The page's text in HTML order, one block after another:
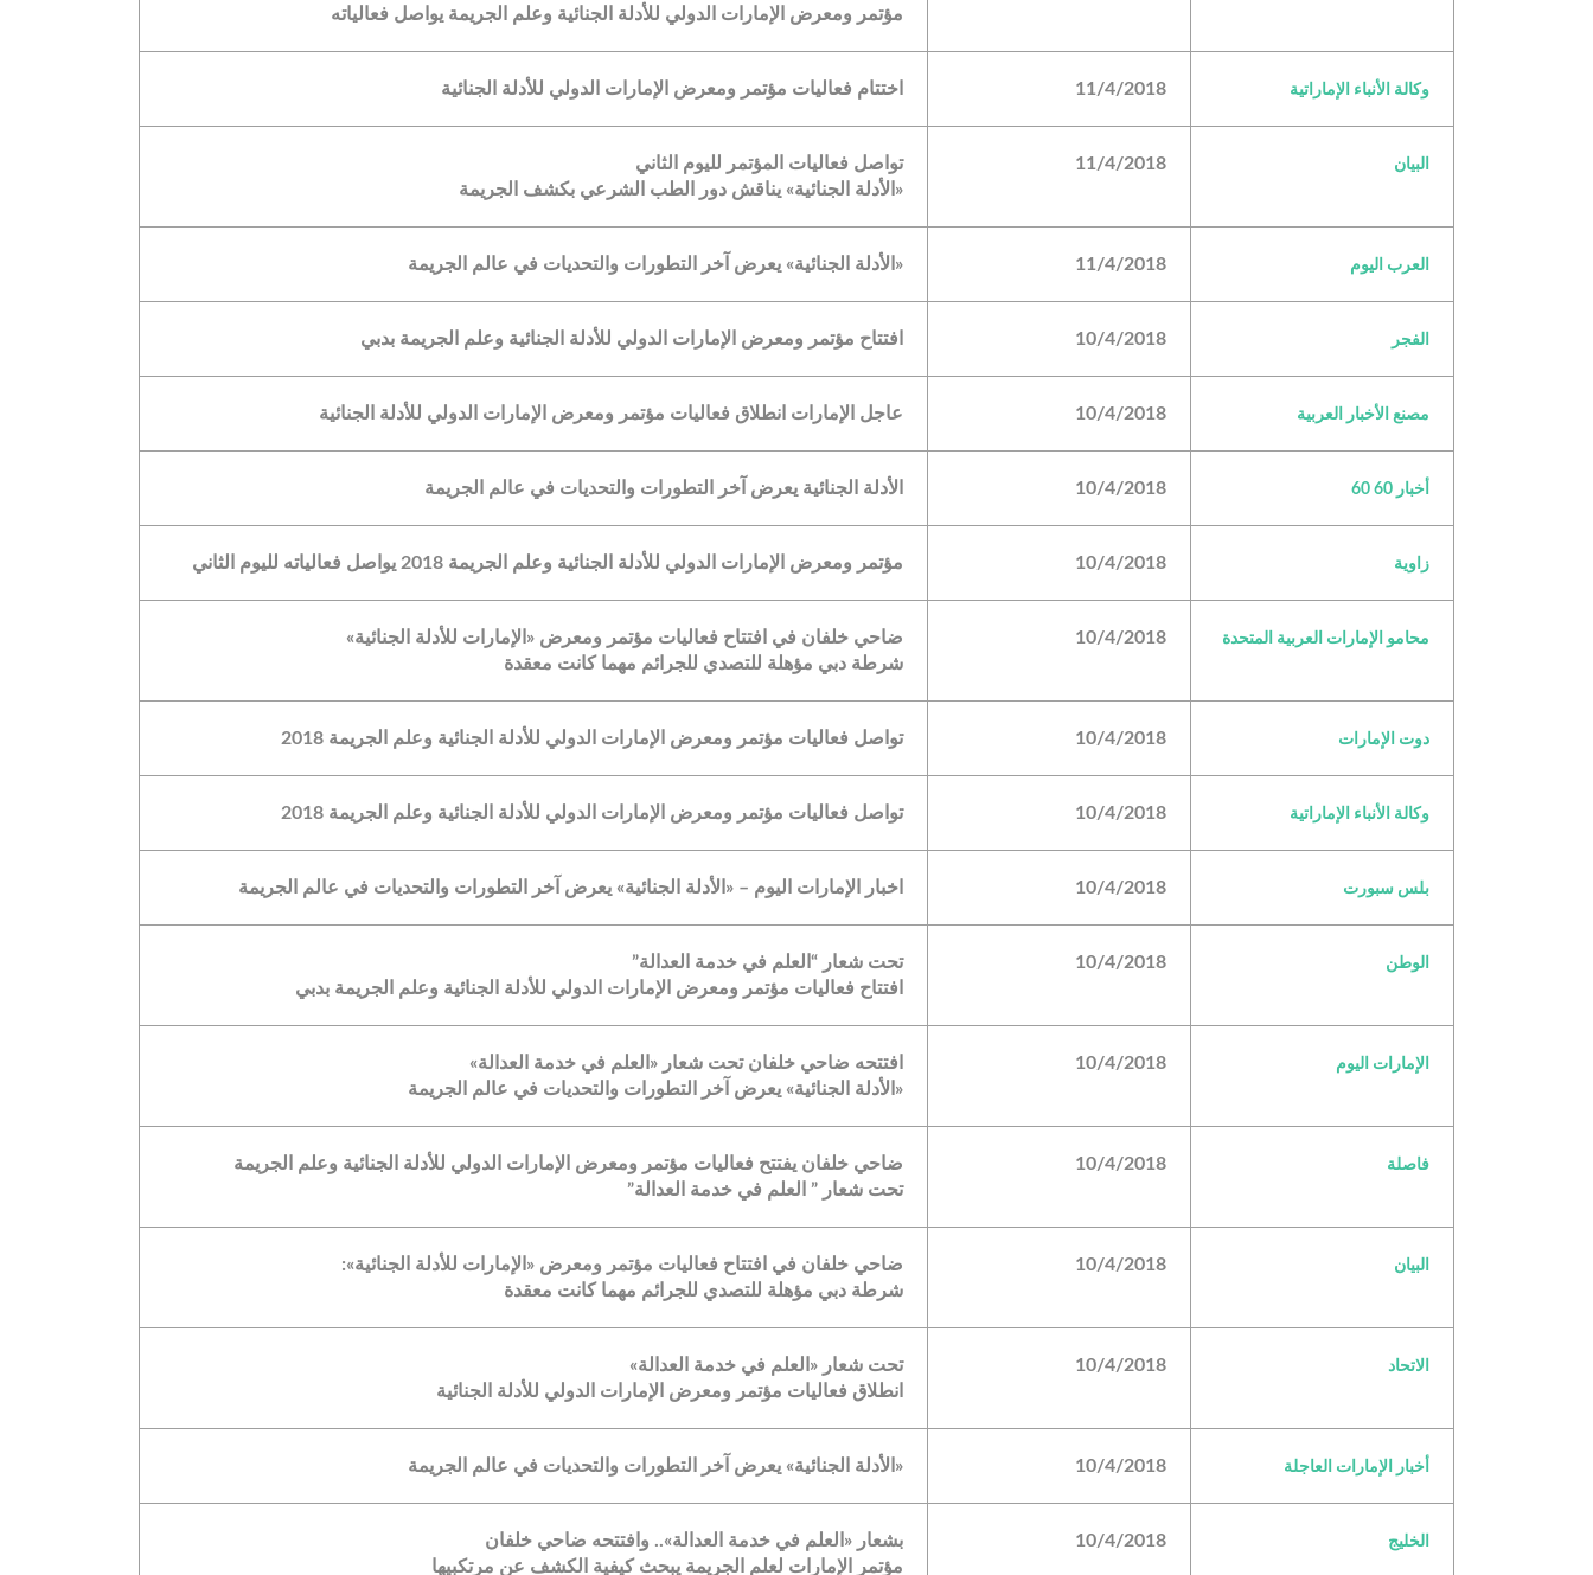
مؤتمر ومعرض الإمارات الدولي للأدلة الجنائية وعلم الجريمة يواصل فعالياته
وكالة الأنباء الإماراتية 11/4/2018 اختتام فعاليات مؤتمر ومعرض الإمارات الدولي للأدلة الجنائية
البيان 11/4/2018
تواصل فعاليات المؤتمر لليوم الثاني
«الأدلة الجنائية» يناقش دور الطب الشرعي بكشف الجريمة
العرب اليوم 11/4/2018 «الأدلة الجنائية» يعرض آخر التطورات والتحديات في عالم الجريمة
الفجر 10/4/2018 افتتاح مؤتمر ومعرض الإمارات الدولي للأدلة الجنائية وعلم الجريمة بدبي
مصنع الأخبار العربية 10/4/2018 عاجل الإمارات انطلاق فعاليات مؤتمر ومعرض الإمارات الدولي للأدلة الجنائية
أخبار 60 60 10/4/2018 الأدلة الجنائية يعرض آخر التطورات والتحديات في عالم الجريمة
زاوية 10/4/2018 مؤتمر ومعرض الإمارات الدولي للأدلة الجنائية وعلم الجريمة 2018 يواصل فعالياته لليوم الثاني
محامو الإمارات العربية المتحدة 10/4/2018
ضاحي خلفان في افتتاح فعاليات مؤتمر ومعرض «الإمارات للأدلة الجنائية»
شرطة دبي مؤهلة للتصدي للجرائم مهما كانت معقدة
دوت الإمارات 10/4/2018 تواصل فعاليات مؤتمر ومعرض الإمارات الدولي للأدلة الجنائية وعلم الجريمة 2018
وكالة الأنباء الإماراتية 10/4/2018 تواصل فعاليات مؤتمر ومعرض الإمارات الدولي للأدلة الجنائية وعلم الجريمة 2018
بلس سبورت 10/4/2018 اخبار الإمارات اليوم – «الأدلة الجنائية» يعرض آخر التطورات والتحديات في عالم الجريمة
الوطن 10/4/2018
تحت شعار “العلم في خدمة العدالة”
افتتاح فعاليات مؤتمر ومعرض الإمارات الدولي للأدلة الجنائية وعلم الجريمة بدبي
الإمارات اليوم 10/4/2018
افتتحه ضاحي خلفان تحت شعار «العلم في خدمة العدالة»
«الأدلة الجنائية» يعرض آخر التطورات والتحديات في عالم الجريمة
فاصلة 10/4/2018
ضاحي خلفان يفتتح فعاليات مؤتمر ومعرض الإمارات الدولي للأدلة الجنائية وعلم الجريمة
تحت شعار ” العلم في خدمة العدالة”
البيان 10/4/2018
ضاحي خلفان في افتتاح فعاليات مؤتمر ومعرض «الإمارات للأدلة الجنائية»:
شرطة دبي مؤهلة للتصدي للجرائم مهما كانت معقدة
الاتحاد 10/4/2018
تحت شعار «العلم في خدمة العدالة»
انطلاق فعاليات مؤتمر ومعرض الإمارات الدولي للأدلة الجنائية
أخبار الإمارات العاجلة 10/4/2018 «الأدلة الجنائية» يعرض آخر التطورات والتحديات في عالم الجريمة
الخليج 10/4/2018
بشعار «العلم في خدمة العدالة».. وافتتحه ضاحي خلفان
مؤتمر الإمارات لعلم الجريمة يبحث كيفية الكشف عن مرتكبيها